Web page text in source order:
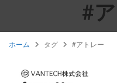
#
ホーム タグ #アトレー